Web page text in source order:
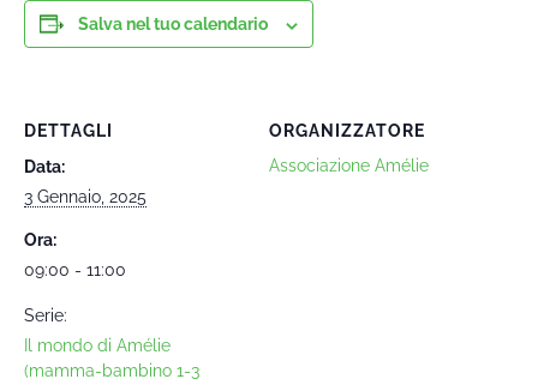
Salva nel tuo calendario
DETTAGLI
Data:
3 Gennaio, 2025
Ora:
09:00 - 11:00
Serie:
Il mondo di Amélie
(mamma-bambino 1-3
ORGANIZZATORE
Associazione Amélie